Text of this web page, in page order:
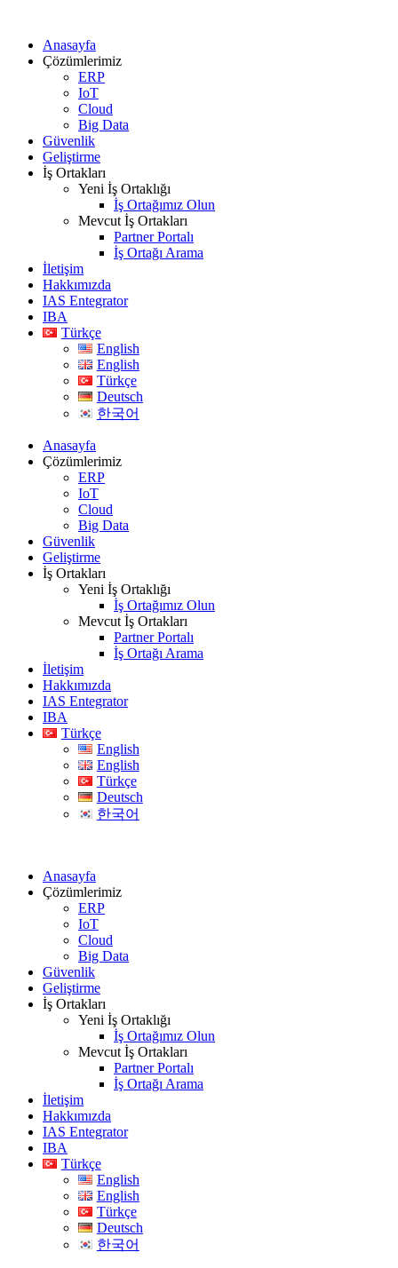
Anasayfa
Çözümlerimiz
ERP
IoT
Cloud
Big Data
Güvenlik
Geliştirme
İş Ortakları
Yeni İş Ortaklığı
İş Ortağımız Olun
Mevcut İş Ortakları
Partner Portalı
İş Ortağı Arama
İletişim
Hakkımızda
IAS Entegrator
IBA
Türkçe
English
English
Türkçe
Deutsch
한국어
Anasayfa
Çözümlerimiz
ERP
IoT
Cloud
Big Data
Güvenlik
Geliştirme
İş Ortakları
Yeni İş Ortaklığı
İş Ortağımız Olun
Mevcut İş Ortakları
Partner Portalı
İş Ortağı Arama
İletişim
Hakkımızda
IAS Entegrator
IBA
Türkçe
English
English
Türkçe
Deutsch
한국어
Anasayfa
Çözümlerimiz
ERP
IoT
Cloud
Big Data
Güvenlik
Geliştirme
İş Ortakları
Yeni İş Ortaklığı
İş Ortağımız Olun
Mevcut İş Ortakları
Partner Portalı
İş Ortağı Arama
İletişim
Hakkımızda
IAS Entegrator
IBA
Türkçe
English
English
Türkçe
Deutsch
한국어